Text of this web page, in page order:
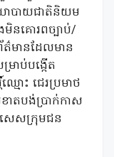
ោបាយជាតិនិយម
នគោរពច្បាប់/
ត៌មានដែលមាន
ាប់បង្កើត
មោះ ជេរប្រមាថ
ាតបង់ប្រាក់កាស
សេសក្រុមជន